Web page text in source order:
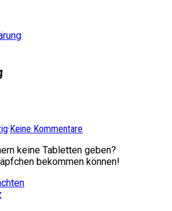
·Keine Kommentare
keine Tabletten geben?
bekommen können!